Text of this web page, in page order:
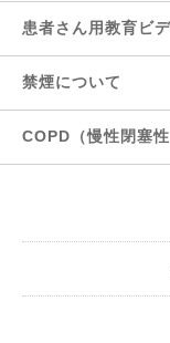
患者さん用教育ビ
禁煙について
COPD（慢性閉塞